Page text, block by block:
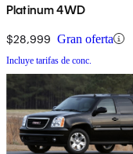
Platinum 4WD
$28,999 Gran oferta
Incluye tarifas de conc.